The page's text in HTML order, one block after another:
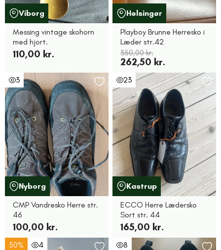
Viborg
Messing vintage skohorn
med hjort.
110,00 kr.
Helsingør
Playboy Brunne Herresko i
Læder str.42
350,00 kr.
262,50 kr.
3
Nyborg
CMP Vandresko Herre str.
46
100,00 kr.
23
Kastrup
ECCO Herre Lædersko
Sort str. 44
165,00 kr.
50% 4 8